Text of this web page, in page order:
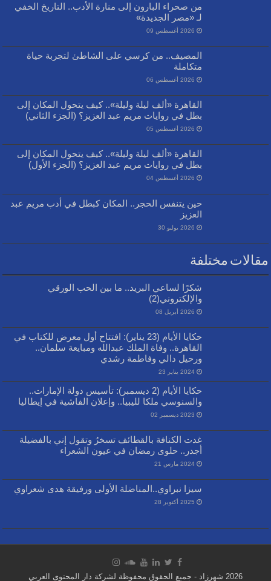
من صحراء البارون إلى منارة الأدب.. التاريخ الخفي
لـ «مصر الجديدة»
2026 أغسطس 09
المصيف.. من كرسي على الشاطئ لتجربة حياة
متكاملة
2026 أغسطس 06
القاهرة «ألف ليلة وليلة».. كيف يتحول المكان إلى
بطل في روايات مريم عبد العزيز؟ (الجزء الثاني)
2026 أغسطس 05
القاهرة «ألف ليلة وليلة».. كيف يتحول المكان إلى
بطل في روايات مريم عبد العزيز؟ (الجزء الأول)
2026 أغسطس 04
حين يتنفس الحجر.. المكان كبطل في أدب مريم عبد
العزيز
2026 يوليو 30
مقالات مختلفة
شكرًا لساعي البريد.. ما بين الحب الورقي
والإلكتروني(2)
2026 أبريل 08
حكايا الأيام (23 يناير): افتتاح أول معرض للكتاب في
القاهرة.. وفاة الملك عبدالله ومبايعة سلمان..
ورحيل دالي وفاطمة رشدي
2024 يناير 23
حكايا الأيام (2 ديسمبر): تأسيس دولة الإمارات..
والسنوسي ملكا لليبيا.. وإعلان الفاشية في إيطاليا
2023 ديسمبر 02
غدت الكنافة بالقطائف تسخرُ وتقول إني بالفضيلة
أجدر.. حلوى رمضان في عيون الشعراء
2024 مارس 21
سيزا نبراوي..المناضلة الأولى ورفيقة هدى شعراوي
2025 أكتوبر 28
2026 شهرزاد - جميع الحقوق محفوظة لشركة دار المحتوى العربي